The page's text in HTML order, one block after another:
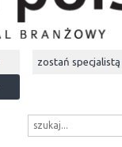
zostań specjalistą